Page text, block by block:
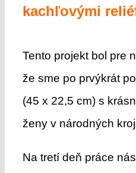
kachľovými
Tento projekt bol pre
že sme po prvýkrát
(45 x 22,5 cm) s
ženy v národných
Na tretí deň práce